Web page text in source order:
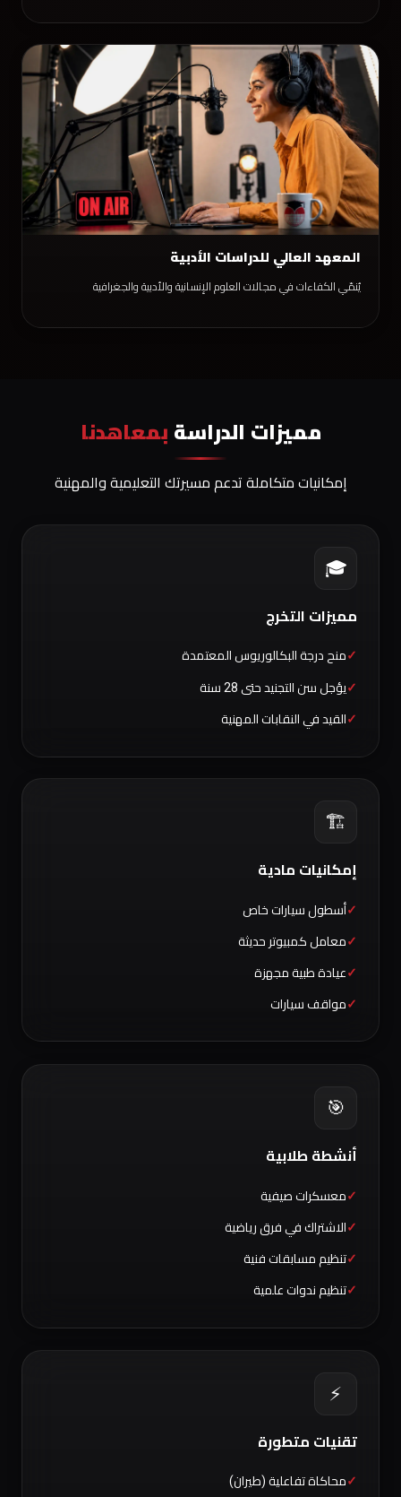
المعهد العالي للدراسات الأدبية
يُنمّي الكفاءات في مجالات العلوم الإنسانية والأدبية والجغرافية
مميزات الدراسة بمعاهدنا
إمكانيات متكاملة تدعم مسيرتك التعليمية والمهنية
🎓
مميزات التخرج
منح درجة البكالوريوس المعتمدة
يؤجل سن التجنيد حتى 28 سنة
القيد في النقابات المهنية
🏗️
إمكانيات مادية
أسطول سيارات خاص
معامل كمبيوتر حديثة
عيادة طبية مجهزة
مواقف سيارات
🎯
أنشطة طلابية
معسكرات صيفية
الاشتراك في فرق رياضية
تنظيم مسابقات فنية
تنظيم ندوات علمية
⚡
تقنيات متطورة
محاكاة تفاعلية (طيران)